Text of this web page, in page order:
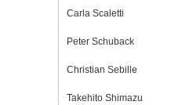
Carla Scaletti
Peter Schuback
Christian Sebille
Takehito Shimazu